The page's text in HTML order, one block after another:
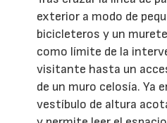
exterior a modo de
bicicleteros y un
como límite de la
visitante hasta un
de un muro celosía. Ya
vestíbulo de altura